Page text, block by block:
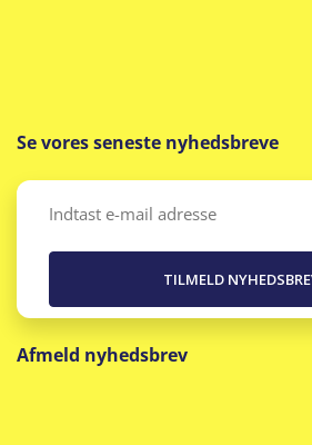
Se vores seneste nyhedsbreve
Email
Afmeld nyhedsbrev